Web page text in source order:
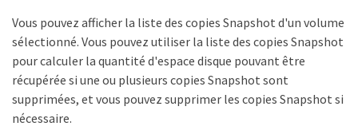
Vous pouvez afficher la liste des copies Snapshot d'un volume
sélectionné. Vous pouvez utiliser la liste des copies Snapshot
pour calculer la quantité d'espace disque pouvant être
récupérée si une ou plusieurs copies Snapshot sont
supprimées, et vous pouvez supprimer les copies Snapshot si
nécessaire.